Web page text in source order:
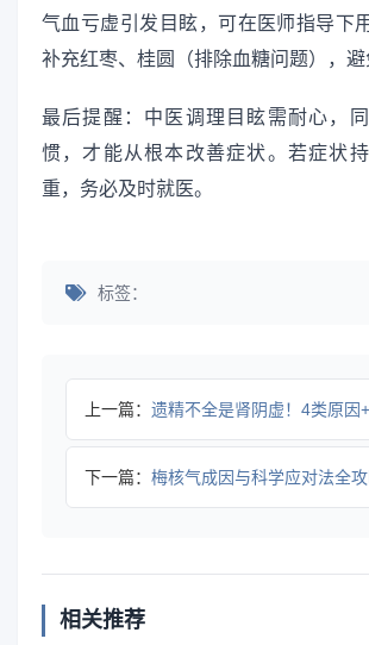
气血亏虚引发目眩，可在医师指导下
补充红枣、桂圆（排除血糖问题），避
最后提醒：中医调理目眩需耐心，
惯，才能从根本改善症状。若症状
重，务必及时就医。
标签：
上一篇： 遗精不全是肾阴虚！4类原因+科学
下一篇： 梅核气成因与科学应对法全
相关推荐